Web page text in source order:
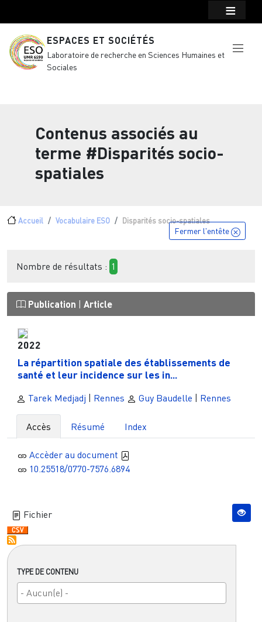
ESPACES ET SOCIÉTÉS
Laboratoire de recherche en Sciences Humaines et
Sociales
Contenus associés au
terme #Disparités socio-
spatiales
Fil d'Ariane
Accueil Vocabulaire ESO Disparités socio-spatiales
TYPE DE CONTENU
Fermer l'entête
Nombre de résultats : 1
Publication Article
2022
La répartition spatiale des établissements de
santé et leur incidence sur les in...
Tarek Medjadj Rennes Guy Baudelle Rennes
Accès Résumé Index
Accèder au document
10.25518/0770-7576.6894
Fichier